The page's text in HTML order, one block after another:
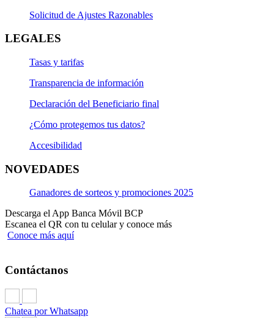
Solicitud de Ajustes Razonables
LEGALES
Tasas y tarifas
Transparencia de información
Declaración del Beneficiario final
¿Cómo protegemos tus datos?
Accesibilidad
NOVEDADES
Ganadores de sorteos y promociones 2025
Descarga el App Banca Móvil BCP
Escanea el QR con tu celular y conoce más
Conoce más aquí
Contáctanos
Chatea por Whatsapp